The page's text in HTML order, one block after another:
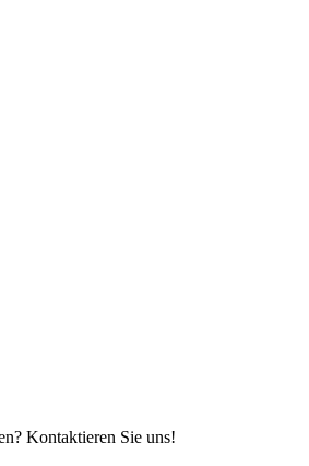
Kontaktieren Sie uns!